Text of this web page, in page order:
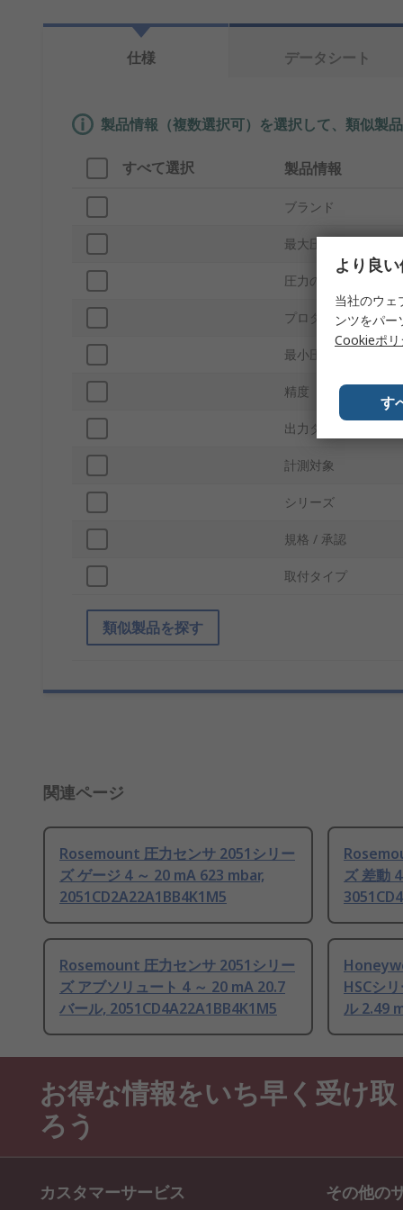
仕様 データシート
製品情報（複数選択可）を選択して、類似製
すべて選択 製品情報
ブランド
最大圧力測定
圧力の読取りタイプ
プロダクトタイプ
最小圧力測定
精度
出力タイプ
計測対象
シリーズ
規格 / 承認
取付タイプ
類似製品を探す
関連ページ
Rosemount 圧力センサ 2051シリー
ズ ゲージ 4 ～ 20 mA 623 mbar,
2051CD2A22A1BB4K1M5
ズ 差動
Rosemount 圧力センサ 2051シリー
ズ アブソリュート 4 ～ 20 mA 20.7
バール, 2051CD4A22A1BB4K1M5
HSCシ
ル 2.49
お得な情報をいち早く受け取
ろう
カスタマーサービス その他の
より良
当社のウェ
ンツをパ
Cookieポリ
す